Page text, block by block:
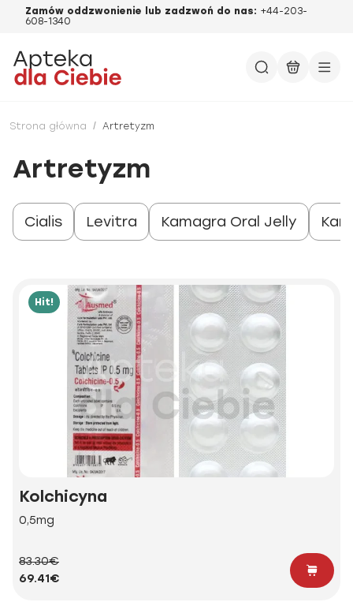
Zamów oddzwonienie lub zadzwoń do nas: +44-203-
608-1340
Strona główna / Artretyzm
Artretyzm
Cialis Levitra Kamagra Oral Jelly
Hit!
Kolchicyna
0,5mg
83.30€
69.41€